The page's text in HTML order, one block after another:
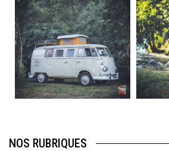
Août 10
120
0
NOS RUBRIQUES